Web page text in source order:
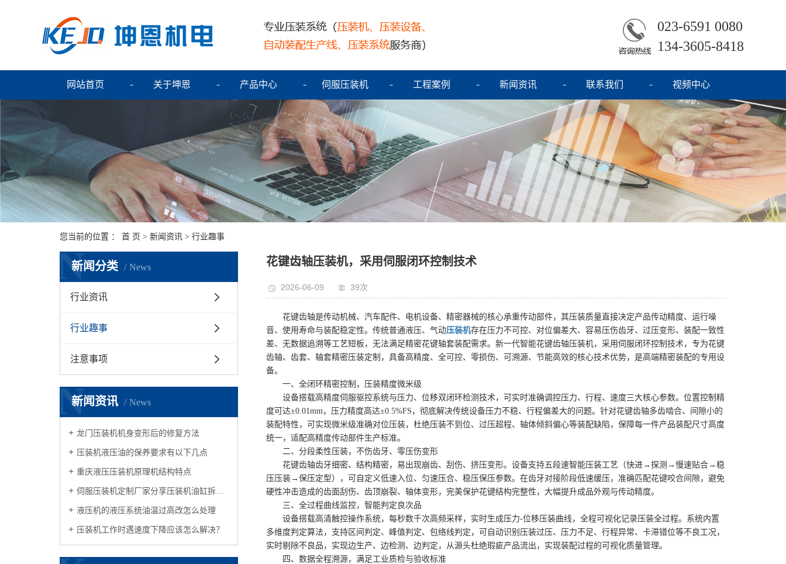
023-6591 0080
134-3605-8418
网站首页 关于坤恩 产品中心 伺服压装机 工程案例 新闻资讯 联系我们 视频中心
您当前的位置 ： 首 页 > 新闻资讯 > 行业趣事
新闻分类 News
N
行业资讯
行业趣事
注意事项
新闻资讯 News
N
龙门压装机机身变形后的修复方法
压装机液压油的保养要求有以下几点
重庆液压压装机原理机结构特点
伺服压装机定制厂家分享压装机油缸拆装操作规
液压机的液压系统油温过高改怎么处理
压装机工作时遇速度下降应该怎么解决？
花键齿轴压装机，采用伺服闭环控制技术
2026-06-09 39次
花键齿轴是传动机械、汽车配件、电机设备、精密器械的核心承重传动部件，其压装质量直接决定产品传动精度、运行噪
音、使用寿命与装配稳定性。传统普通液压、气动压装机存在压力不可控、对位偏差大、容易压伤齿牙、过压变形、装配一致性
差、无数据追溯等工艺短板，无法满足精密花键轴套装配需求。新一代智能花键齿轴压装机，采用伺服闭环控制技术，专为花键
齿轴、齿套、轴套精密压装定制，具备高精度、全可控、零损伤、可溯源、节能高效的核心技术优势，是高端精密装配的专用设
备。
一、全闭环精密控制，压装精度微米级
设备搭载高精度伺服驱控系统与压力、位移双闭环检测技术，可实时准确调控压力、行程、速度三大核心参数。位置控制精
度可达±0.01mm，压力精度高达±0.5%FS，彻底解决传统设备压力不稳、行程偏差大的问题。针对花键齿轴多齿啮合、间隙小的
装配特性，可实现微米级准确对位压装，杜绝压装不到位、过压超程、轴体倾斜偏心等装配缺陷，保障每一件产品装配尺寸高度
统一，适配高精度传动部件生产标准。
二、分段柔性压装，不伤齿牙、零压伤变形
花键齿轴齿牙细密、结构精密，易出现崩齿、刮伤、挤压变形。设备支持五段速智能压装工艺（快进→探测→慢速贴合→稳
压压装→保压定型），可自定义低速入位、匀速压合、稳压保压参数。在齿牙对接阶段低速缓压，准确匹配花键咬合间隙，避免
硬性冲击造成的齿面刮伤、齿顶崩裂、轴体变形，完美保护花键结构完整性，大幅提升成品外观与传动精度。
三、全过程曲线监控，智能判定良次品
设备搭载高清触控操作系统，每秒数千次高频采样，实时生成压力-位移压装曲线，全程可视化记录压装全过程。系统内置
多维度判定算法，支持区间判定、峰值判定、包络线判定，可自动识别压装过压、压力不足、行程异常、卡滞错位等不良工况，
实时剔除不良品，实现边生产、边检测、边判定，从源头杜绝瑕疵产品流出，实现装配过程的可视化质量管理。
四、数据全程溯源，满足工业质检与验收标准